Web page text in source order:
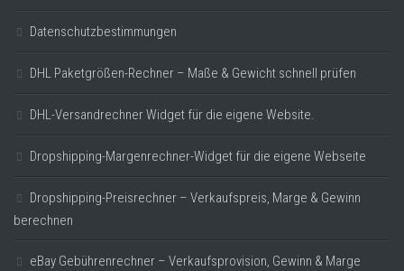
Datenschutzbestimmungen
DHL Paketgrößen-Rechner – Maße & Gewicht schnell prüfen
DHL-Versandrechner Widget für die eigene Website.
Dropshipping-Margenrechner-Widget für die eigene Webseite
Dropshipping-Preisrechner – Verkaufspreis, Marge & Gewinn
berechnen
eBay Gebührenrechner – Verkaufsprovision, Gewinn & Marge